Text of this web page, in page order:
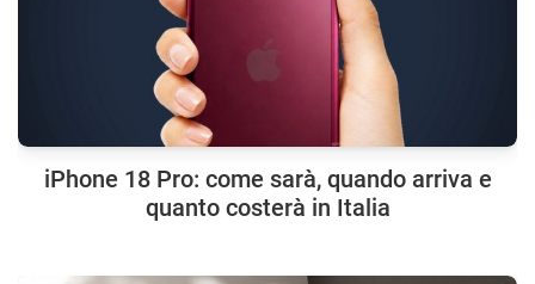
iPhone 18 Pro: come sarà, quando arriva e
quanto costerà in Italia